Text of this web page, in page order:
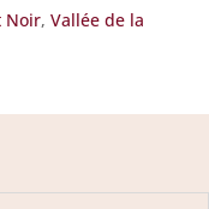
Noir, Vallée de la